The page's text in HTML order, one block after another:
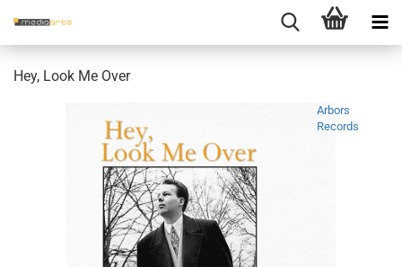
Hey, Look Me Over
Arbors
Records